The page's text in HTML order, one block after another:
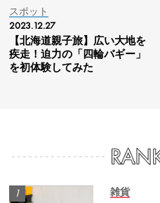
スポット
2023.12.27
【北海道親子旅】広い大地を
疾走！迫力の「四輪バギー」
を初体験してみた
雑貨